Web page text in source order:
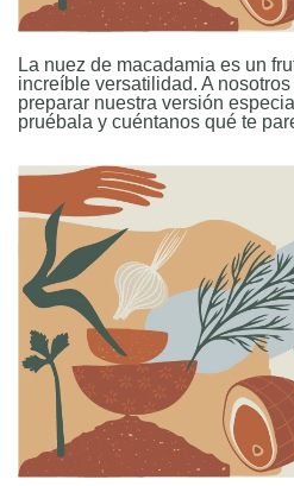
La nuez de macadamia es un
increíble versatilidad. A
preparar nuestra versión
pruébala y cuéntanos qué te